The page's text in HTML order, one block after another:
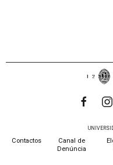
Contactos
Canal de
Denúncia